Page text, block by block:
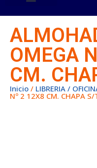
OMEGA
CM.
Inicio / LIBRERIA /
Nº 2 12X8 CM. CHAPA